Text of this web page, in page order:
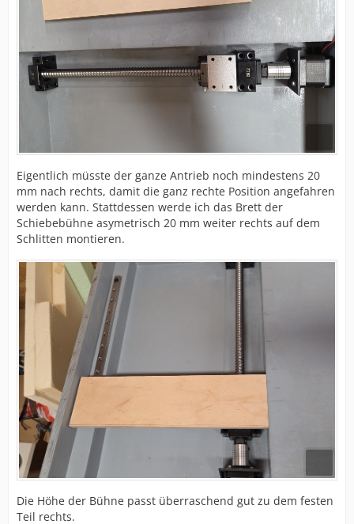
Eigentlich müsste der ganze Antrieb noch mindestens 20
mm nach rechts, damit die ganz rechte Position angefahren
werden kann. Stattdessen werde ich das Brett der
Schiebebühne asymetrisch 20 mm weiter rechts auf dem
Schlitten montieren.
Die Höhe der Bühne passt überraschend gut zu dem festen
Teil rechts.